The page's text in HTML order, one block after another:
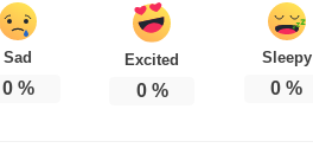
Sad
0%
Excited
0%
Sleepy
0 %